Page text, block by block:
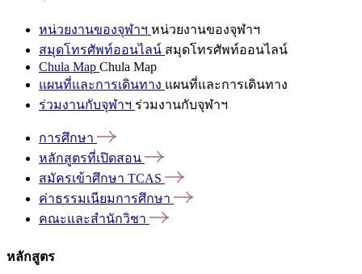
หน่วยงานของจุฬาฯ หน่วยงานของจุฬาฯ
สมุดโทรศัพท์ออนไลน์ สมุดโทรศัพท์ออนไลน์
Chula Map Chula Map
แผนที่และการเดินทาง แผนที่และการเดินทาง
ร่วมงานกับจุฬาฯ ร่วมงานกับจุฬาฯ
การศึกษา
หลักสูตรที่เปิดสอน
สมัครเข้าศึกษา TCAS
ค่าธรรมเนียมการศึกษา
คณะและสำนักวิชา
หลักสูตร